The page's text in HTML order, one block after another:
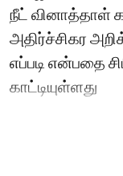
நீட் வினாத்தாள்
அதிர்ச்சிகர
எப்படி என்பதை
காட்டியுள்ளது